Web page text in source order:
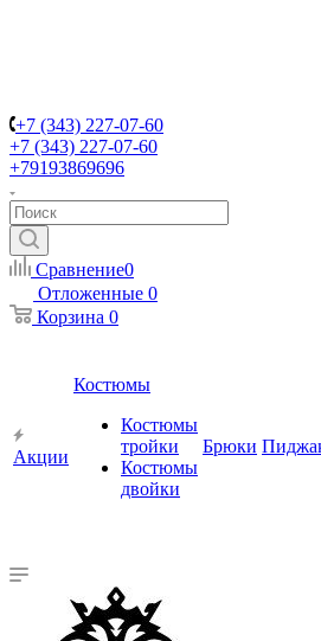
+7 (343) 227-07-60
+7 (343) 227-07-60
+79193869696
Сравнение0
Отложенные 0
Корзина 0
Акции
Костюмы
Костюмы
тройки
Костюмы
двойки
Брюки